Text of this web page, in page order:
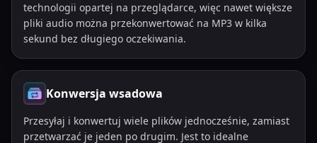
technologii opartej na przeglądarce, więc nawet większe
pliki audio można przekonwertować na MP3 w kilka
sekund bez długiego oczekiwania.
Konwersja wsadowa
Przesyłaj i konwertuj wiele plików jednocześnie, zamiast
przetwarzać je jeden po drugim. Jest to idealne